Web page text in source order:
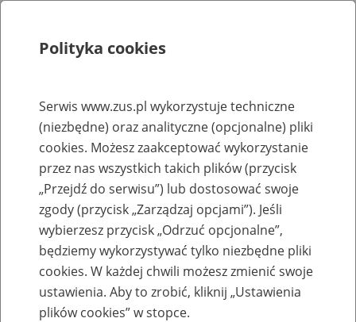
Rejestry, ewidencje i archiwa
Baza zlikwidowanych lub
przekształconych zakładów pracy
Nazwa zakładu pracy:
Polityka cookies
Serwis www.zus.pl wykorzystuje techniczne
(niezbędne) oraz analityczne (opcjonalne) pliki
cookies. Możesz zaakceptować wykorzystanie
przez nas wszystkich takich plików (przycisk
„Przejdź do serwisu”) lub dostosować swoje
zgody (przycisk „Zarządzaj opcjami”). Jeśli
wybierzesz przycisk „Odrzuć opcjonalne”,
będziemy wykorzystywać tylko niezbędne pliki
cookies. W każdej chwili możesz zmienić swoje
ustawienia. Aby to zrobić, kliknij „Ustawienia
plików cookies” w stopce.